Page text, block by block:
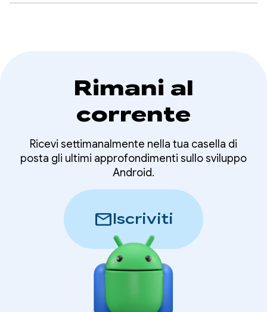
Rimani al
corrente
Ricevi settimanalmente nella tua casella di
posta gli ultimi approfondimenti sullo sviluppo
Android.
mailIscriviti